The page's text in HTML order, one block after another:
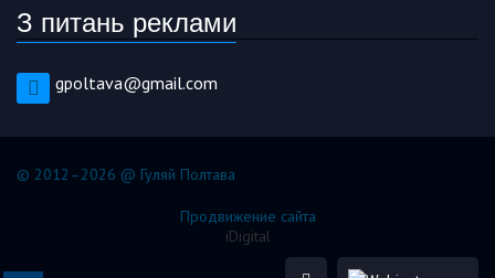
З питань реклами
gpoltava@gmail.com
© 2012–2026 @ Гуляй Полтава
Продвижение сайта
iDigital